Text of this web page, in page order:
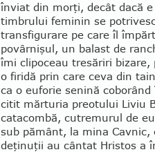
înviat din morţi, decât dacă
timbrului fe­minin se
transfigurare pe care îl
povârnişul, un balast de
îmi clipoceau tresăriri
o firidă prin care ceva din
ca o euforie senină
citit mărturia preotului Liviu
catacombă, cutre­murul de
sub pă­mânt, la mina
deţinuţii au cântat Hristos a